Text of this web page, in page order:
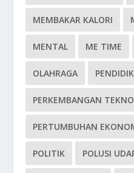
MEMBAKAR KALORI
MENTAL ME TIME
OLAHRAGA
PERKEMBANGAN
PERTUMBUHAN
POLITIK POLUSI